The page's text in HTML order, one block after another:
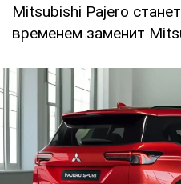
Mitsubishi Pajero
временем заменит